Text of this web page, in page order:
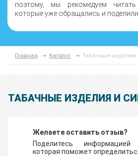
поэтому, мы рекомедуем
которые уже обращались и
Главная Каталог Табачные изделия
ТАБАЧНЫЕ ИЗДЕЛИЯ И
Желаете оставить отзыв?
Поделитесь
которая поможет